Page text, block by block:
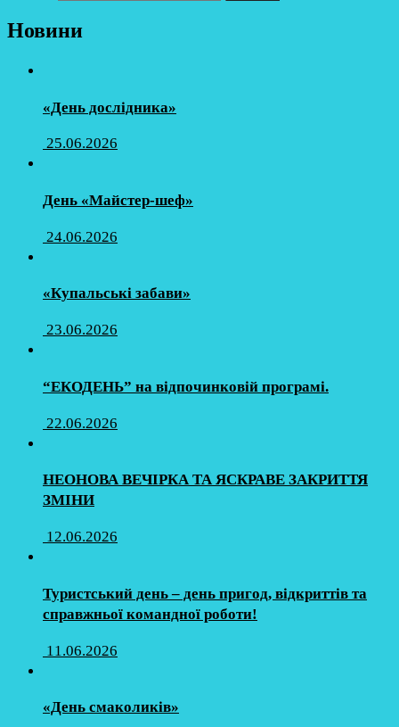
Новини
«День дослідника»
25.06.2026
День «Майстер-шеф»
24.06.2026
«Купальські забави»
23.06.2026
“ЕКОДЕНЬ” на відпочинковій програмі.
22.06.2026
НЕОНОВА ВЕЧІРКА ТА ЯСКРАВЕ ЗАКРИТТЯ
ЗМІНИ
12.06.2026
Туристський день – день пригод, відкриттів та
справжньої командної роботи!
11.06.2026
«День смаколиків»